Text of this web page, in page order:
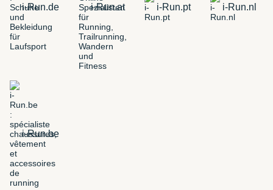
i-Run.de i-Run.at i-Run.pt i-Run.nl
i-Run.be